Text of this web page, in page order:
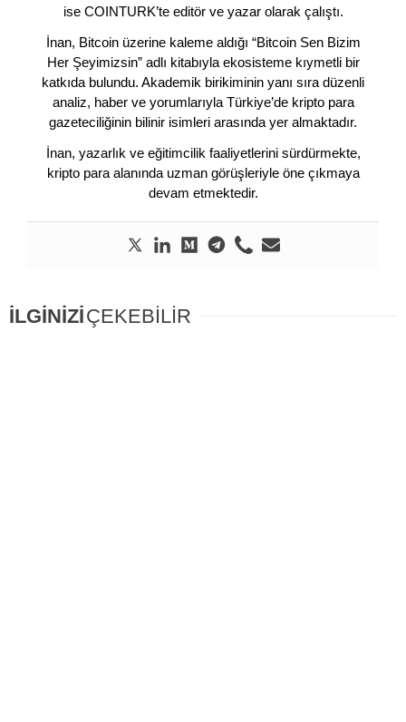
ise COINTURK’te editör ve yazar olarak çalıştı.
İnan, Bitcoin üzerine kaleme aldığı “Bitcoin Sen Bizim
Her Şeyimizsin” adlı kitabıyla ekosisteme kıymetli bir
katkıda bulundu. Akademik birikiminin yanı sıra düzenli
analiz, haber ve yorumlarıyla Türkiye’de kripto para
gazeteciliğinin bilinir isimleri arasında yer almaktadır.
İnan, yazarlık ve eğitimcilik faaliyetlerini sürdürmekte,
kripto para alanında uzman görüşleriyle öne çıkmaya
devam etmektedir.
İLGİNİZİÇEKEBİLİR